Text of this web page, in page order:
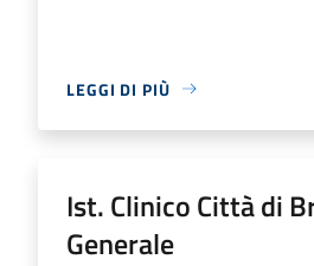
LEGGI DI PIÙ
Ist. Clinico Città di
Generale